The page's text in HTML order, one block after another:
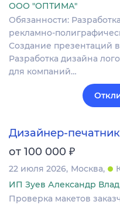
ООО "ОПТИМА"
Обязанности:
рекламно-
Создание презентаций
Разработка дизайна
для компаний…
Дизайнер-печатник
от 100 000 ₽
22 июля 2026 Москва
ИП Зуев Александр
Проверка макетов